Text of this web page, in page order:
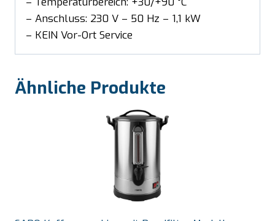
– Anschluss: 230 V – 50 Hz – 1,1 kW
– KEIN Vor-Ort Service
Ähnliche Produkte